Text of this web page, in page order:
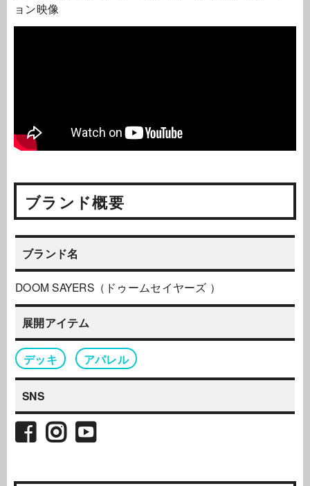
ョン映像
ブランド概要
ブランド名
DOOM SAYERS（ドゥームセイヤーズ ）
展開アイテム
デッキ アパレル
SNS